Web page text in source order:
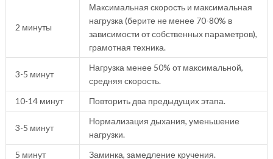
2 минуты
Максимальная скорость и максимальная
нагрузка (берите не менее 70-80% в
зависимости от собственных параметров),
грамотная техника.
3-5 минут
Нагрузка менее 50% от максимальной,
средняя скорость.
10-14 минут
Повторить два предыдущих этапа.
3-5 минут
Нормализация дыхания, уменьшение
нагрузки.
5 минут
Заминка, замедление кручения.